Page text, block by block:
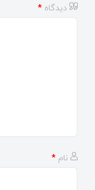
دیدگاه *
نام *